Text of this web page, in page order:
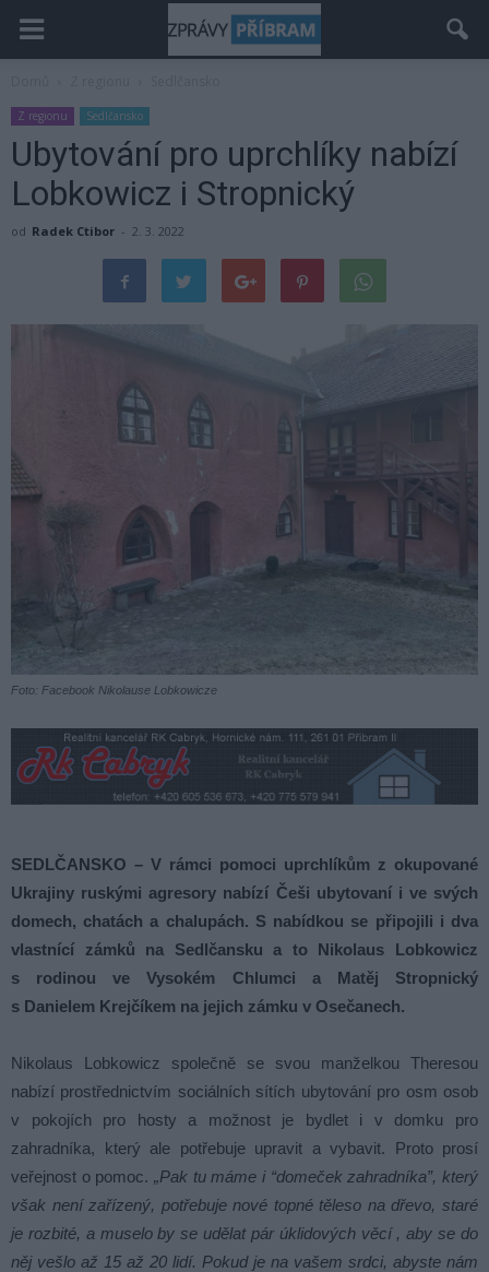
Z regionu Sedlčansko
Ubytování pro uprchlíky nabízí
Lobkowicz i Stropnický
od Radek Ctibor - 2. 3. 2022
Foto: Facebook Nikolause Lobkowicze
SEDLČANSKO – V rámci pomoci uprchlíkům z okupované
Ukrajiny ruskými agresory nabízí Češi ubytovaní i ve svých
domech, chatách a chalupách. S nabídkou se připojili i dva
vlastnící zámků na Sedlčansku a to Nikolaus Lobkowicz
s rodinou ve Vysokém Chlumci a Matěj Stropnický
s Danielem Krejčíkem na jejich zámku v Osečanech.
Nikolaus Lobkowicz společně se svou manželkou Theresou
nabízí prostřednictvím sociálních sítích ubytování pro osm osob
v pokojích pro hosty a možnost je bydlet i v domku pro
zahradníka, který ale potřebuje upravit a vybavit. Proto prosí
veřejnost o pomoc. „Pak tu máme i “domeček zahradníka”, který
však není zařízený, potřebuje nové topné těleso na dřevo, staré
je rozbité, a muselo by se udělat pár úklidových věcí , aby se do
něj vešlo až 15 až 20 lidí. Pokud je na vašem srdci, abyste nám